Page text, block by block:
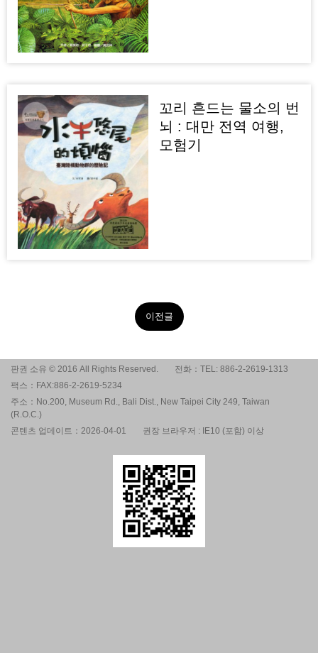
꼬리 흔드는 물소의 번
뇌 : 대만 전역 여행,
모험기
이전글
판권 소유 © 2016 All Rights Reserved.
전화：TEL: 886-2-2619-1313
팩스：FAX:886-2-2619-5234
주소：No.200, Museum Rd., Bali Dist., New Taipei City 249, Taiwan
(R.O.C.)
콘텐츠 업데이트：2026-04-01
권장 브라우저 : IE10 (포함) 이상